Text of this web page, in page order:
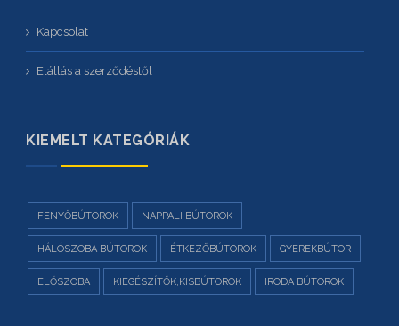
Kapcsolat
Elállás a szerződéstől
KIEMELT KATEGÓRIÁK
FENYŐBÚTOROK NAPPALI BÚTOROK
HÁLÓSZOBA BÚTOROK ÉTKEZŐBÚTOROK GYEREKBÚTOR
ELŐSZOBA KIEGÉSZÍTŐK,KISBÚTOROK IRODA BÚTOROK